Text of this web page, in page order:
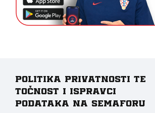
Politika privatnosti te
točnost i ispravci
podataka na Semaforu